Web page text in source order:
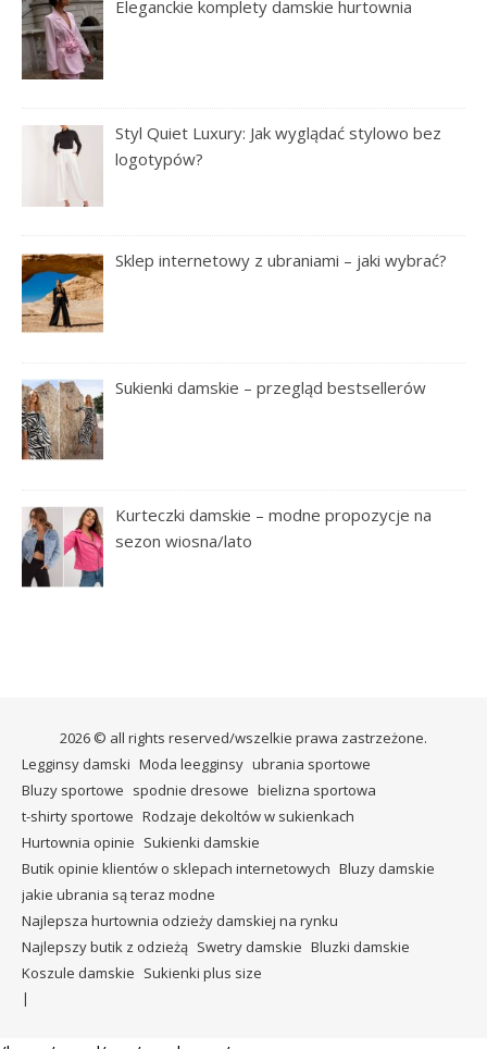
Eleganckie komplety damskie hurtownia
Styl Quiet Luxury: Jak wyglądać stylowo bez
logotypów?
Sklep internetowy z ubraniami – jaki wybrać?
Sukienki damskie – przegląd bestsellerów
Kurteczki damskie – modne propozycje na
sezon wiosna/lato
2026 © all rights reserved/wszelkie prawa zastrzeżone.
Legginsy damski Moda leegginsy ubrania sportowe
Bluzy sportowe spodnie dresowe bielizna sportowa
t-shirty sportowe Rodzaje dekoltów w sukienkach
Hurtownia opinie Sukienki damskie
Butik opinie klientów o sklepach internetowych Bluzy damskie
jakie ubrania są teraz modne
Najlepsza hurtownia odzieży damskiej na rynku
Najlepszy butik z odzieżą Swetry damskie Bluzki damskie
Koszule damskie Sukienki plus size